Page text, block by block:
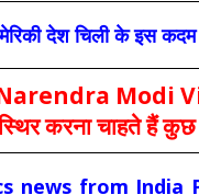
देश चिली के इस
Modi
करना चाहते हैं
news from India